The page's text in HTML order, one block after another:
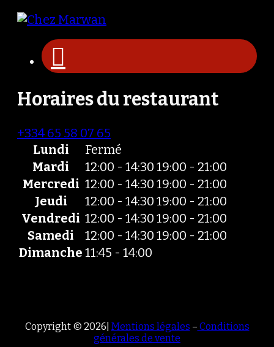
Horaires du restaurant
+334 65 58 07 65
Lundi
Fermé
Mardi
12:00 - 14:30 19:00 - 21:00
Mercredi 12:00 - 14:30 19:00 - 21:00
Jeudi
12:00 - 14:30 19:00 - 21:00
Vendredi 12:00 - 14:30 19:00 - 21:00
Samedi
12:00 - 14:30 19:00 - 21:00
Dimanche 11:45 - 14:00
Copyright © 2026| Mentions légales – Conditions
générales de vente